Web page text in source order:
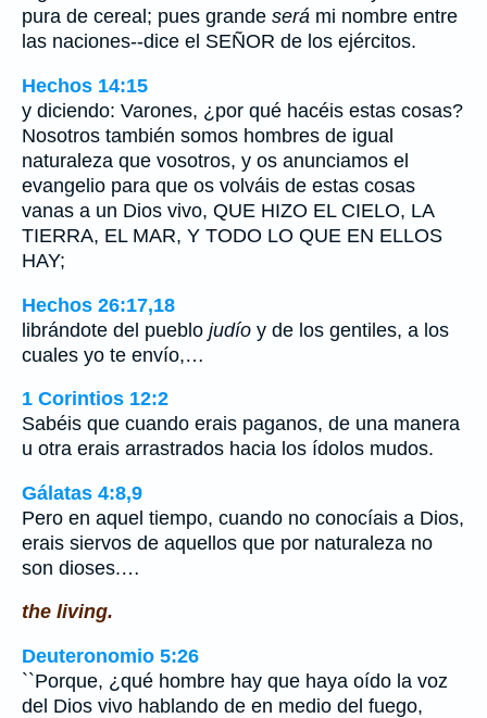
pura de cereal; pues grande será mi nombre entre
las naciones--dice el SEÑOR de los ejércitos.
Hechos 14:15
y diciendo: Varones, ¿por qué hacéis estas cosas?
Nosotros también somos hombres de igual
naturaleza que vosotros, y os anunciamos el
evangelio para que os volváis de estas cosas
vanas a un Dios vivo, QUE HIZO EL CIELO, LA
TIERRA, EL MAR, Y TODO LO QUE EN ELLOS
HAY;
Hechos 26:17,18
librándote del pueblo judío y de los gentiles, a los
cuales yo te envío,…
1 Corintios 12:2
Sabéis que cuando erais paganos, de una manera
u otra erais arrastrados hacia los ídolos mudos.
Gálatas 4:8,9
Pero en aquel tiempo, cuando no conocíais a Dios,
erais siervos de aquellos que por naturaleza no
son dioses.…
the living.
Deuteronomio 5:26
``Porque, ¿qué hombre hay que haya oído la voz
del Dios vivo hablando de en medio del fuego,